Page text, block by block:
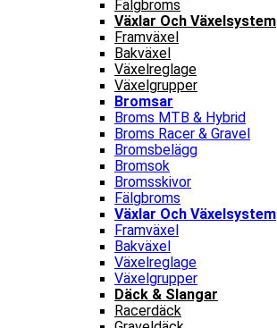
Fälgbroms
Växlar Och Växelsystem
Framväxel
Bakväxel
Växelreglage
Växelgrupper
Bromsar
Broms MTB & Hybrid
Broms Racer & Gravel
Bromsbelägg
Bromsok
Bromsskivor
Fälgbroms
Växlar Och Växelsystem
Framväxel
Bakväxel
Växelreglage
Växelgrupper
Däck & Slangar
Racerdäck